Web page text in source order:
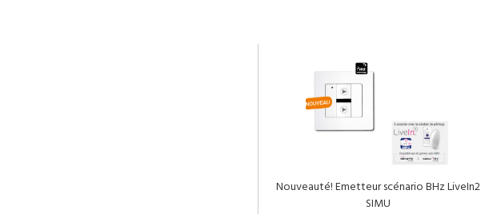
Nouveauté! Emetteur scénario BHz LiveIn2
SIMU